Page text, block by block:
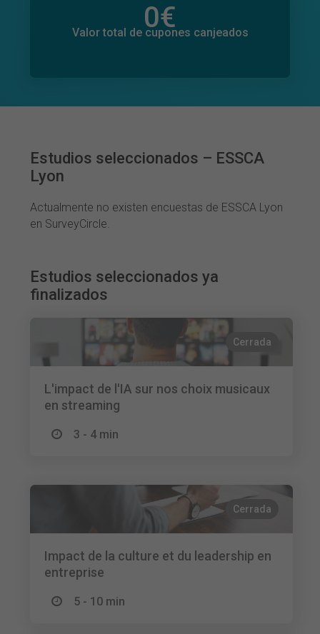
0€
Valor total de cupones canjeados
0€
Valor total de donaciones
Estudios seleccionados – ESSCA
Lyon
Actualmente no existen encuestas de ESSCA Lyon
en SurveyCircle.
Estudios seleccionados ya
finalizados
Cerrada
L'impact de l'IA sur nos choix musicaux
en streaming
3 - 4 min
Cerrada
Impact de la culture et du leadership en
entreprise
5 - 10 min